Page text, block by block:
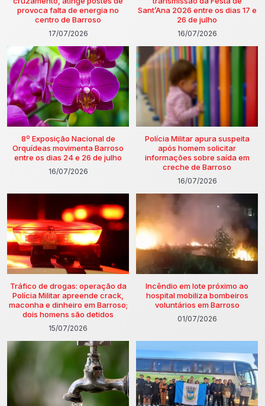
provoca falta de energia no
centro de Barroso
17/07/2026
Sant’Ana 2026 entre os dias 17 e
26 de julho
16/07/2026
8º Exposição Nacional de
Orquídeas movimenta Barroso
entre os dias 24 e 26 de julho
16/07/2026
Polícia Militar apura suspeita
após homem solicitar
informações sobre saída em
creche de Barroso
16/07/2026
Tráfico de drogas: operação da
Polícia Militar apreende crack,
maconha e dinheiro em Barroso;
dois homens são detidos
15/07/2026
Incêndio em lote próximo ao
hospital mobiliza bombeiros
voluntários em Barroso
01/07/2026